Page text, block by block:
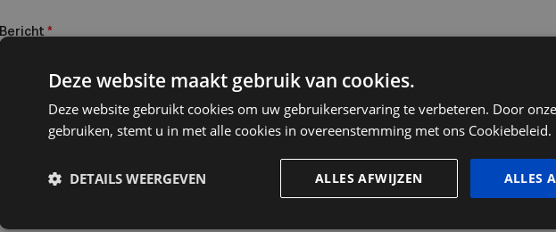
Bericht *
Bedrijfsnaam
Deze website maakt gebruik van cookies.
Deze website gebruikt cookies om uw gebruikerservaring te verbeteren. Door
gebruiken, stemt u in met alle cookies in overeenstemming met ons Cookiebeleid.
ALLES
ALLES AFWIJZEN
DETAILS WEERGEVEN